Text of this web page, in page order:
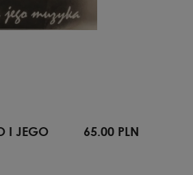
I JEGO
65.00 PLN